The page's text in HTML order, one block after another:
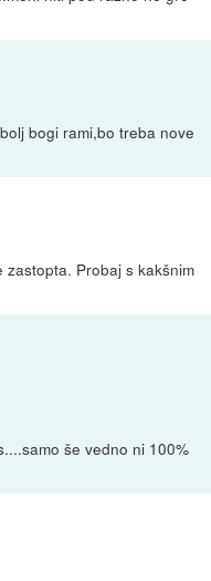
bogi rami,bo treba nove
zastopta. Probaj s kakšnim
še vedno ni 100%